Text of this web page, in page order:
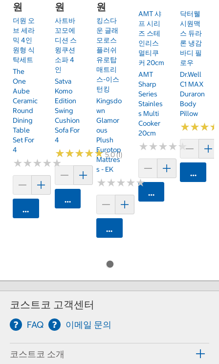
원
더원 오
브 세라
믹 4인
원형 식
탁세트
The
One
Aube
Ceramic
Round
Dining
Table
Set For
4
★★★★★
★★★★★
카트에 담기
원
사트바
꼬모에
디션 스
윙쿠션
소파 4
인
Satva
Komo
Edition
Swing
Cushion
Sofa For
4
★★★★★
★★★★★5.0 (1)
카트에 담기
원
킹스다
운 글래
모로스
플러쉬
유로탑
매트리
스-이스
턴킹
Kingsdo
Wn
Glamor
Ous
Plush
Eurotop
Mattres
S - EK
★★★★★
★★★★★
카트에 담기
AMT 샤
프 시리
즈 스테
인리스
멀티쿠
커 20cm
AMT
Sharp
Series
Stainles
S Multi
Cooker
20cm
★★★★★
★★★★★
카트에 담기
닥터웰
시원맥
스 듀라
론 냉감
바디 필
로우
Dr.Well
C1 MAX
Duraron
Body
Pillow
★★★
★★★
카트에
코스트코 고객센터
FAQ 이메일 문의
코스트코 소개